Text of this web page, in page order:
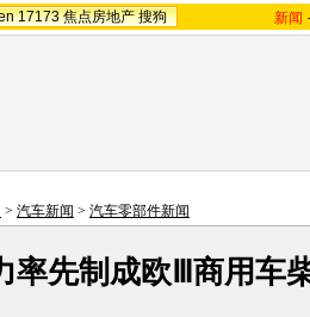
17173 焦点房地产 搜狗 新闻
> 汽车新闻 > 汽车零部件新闻
率先制成欧Ⅲ商用车